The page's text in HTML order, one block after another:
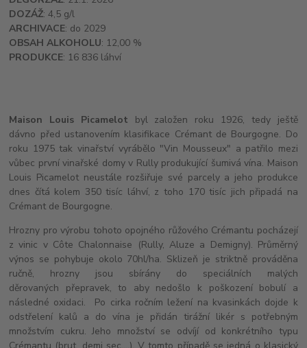
DOZÁŽ: 4,5 g/l
ARCHIVACE: do 2029
OBSAH ALKOHOLU: 12,00 %
PRODUKCE: 16 836 láhví
Maison Louis Picamelot byl založen roku 1926, tedy ještě
dávno před ustanovením klasifikace Crémant de Bourgogne. Do
roku 1975 tak vinařství vyrábělo "Vin Mousseux" a patřilo mezi
vůbec první vinařské domy v Rully produkující šumivá vína. Maison
Louis Picamelot neustále rozšiřuje své parcely a jeho produkce
dnes čítá kolem 350 tisíc láhví, z toho 170 tisíc jich připadá na
Crémant de Bourgogne.
Hrozny pro výrobu tohoto opojného růžového Crémantu pocházejí
z vinic v Côte Chalonnaise (Rully, Aluze a Demigny). Průměrný
výnos se pohybuje okolo 70hl/ha. Sklizeň je striktně prováděna
ručně, hrozny jsou sbírány do speciálních malých
děrovaných přepravek, to aby nedošlo k poškození bobulí a
následné oxidaci. Po cirka ročním ležení na kvasinkách dojde k
odstřelení kalů a do vína je přidán tirážní likér s potřebným
množstvím cukru. Jeho množství se odvíjí od konkrétního typu